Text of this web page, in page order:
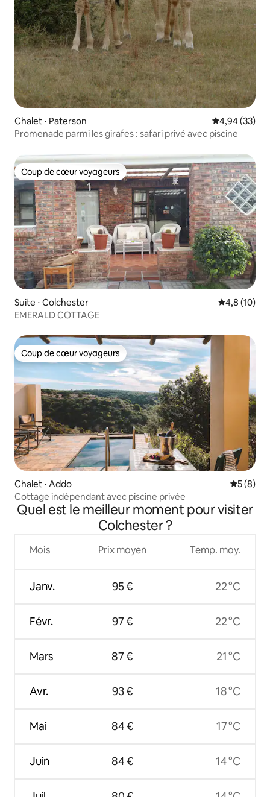
Chalet ⋅ Paterson Évaluation
4,94 (33)
Promenade parmi les girafes : safari privé avec piscine
Coup de cœur voyageurs
Coup de cœur voyageurs
Suite ⋅ Colchester Évaluation
4,8 (10)
EMERALD COTTAGE
Coup de cœur voyageurs
Coup de cœur voyageurs
Chalet ⋅ Addo
5 (8)
Cottage indépendant avec piscine privée
Quel est le meilleur moment pour visiter
Colchester ?
Mois
Janv.
Févr.
Mars
Avr.
Mai
Juin
Prix moyen
95 €
97 €
87 €
93 €
84 €
84 €
Temp. moy.
22 °C
22 °C
21 °C
18 °C
17 °C
14 °C